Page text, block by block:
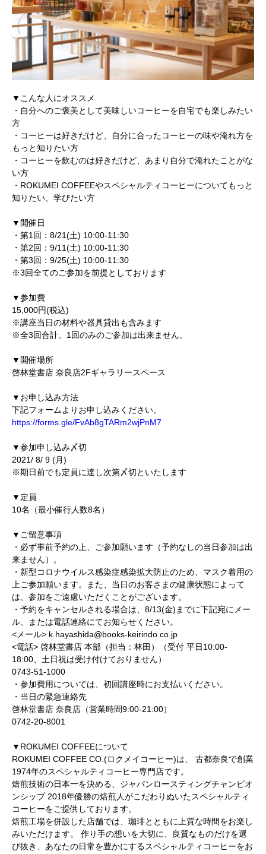
▼こんな人にオススメ
・自分へのご褒美として美味しいコーヒーを自宅でも楽しみたい
方
・コーヒーは好きだけど、自分に合ったコーヒーの味や淹れ方を
もっと知りたい方
・コーヒーを飲むのは好きだけど、あまり自分で淹れたことがな
い方
・ROKUMEI COFFEEやスペシャルティコーヒーについてもっと
知りたい、学びたい方
▼開催日
・第1回：8/21(土) 10:00-11:30
・第2回：9/11(土) 10:00-11:30
・第3回：9/25(土) 10:00-11:30
※3回全てのご参加を前提としております
▼参加費
15,000円(税込)
※講座当日の材料や器具貸出も含みます
※全3回合計。1回のみのご参加は出来ません。
▼開催場所
啓林堂書店 奈良店2Fギャラリースペース
▼お申し込み方法
下記フォームよりお申し込みください。
https://forms.gle/FvAb8gTARm2wjPnM7
▼参加申し込み〆切
2021/ 8/ 9 (月)
※期日前でも定員に達し次第〆切といたします
▼定員
10名（最小催行人数8名）
▼ご留意事項
・必ず事前予約の上、ご参加願います（予約なしの当日参加は出
来ません）。
・新型コロナウイルス感染症感染拡大防止のため、マスク着用の
上ご参加願います。また、当日のお客さまの健康状態によって
は、参加をご遠慮いただくことがございます。
・予約をキャンセルされる場合は、8/13(金)までに下記宛にメー
ル、または電話連絡にてお知らせください。
<メール> k.hayashida@books-keirindo.co.jp
<電話> 啓林堂書店 本部（担当：林田）（受付 平日10:00-
18:00、土日祝は受け付けておりません）
0743-51-1000
・参加費用については、初回講座時にお支払いください。
・当日の緊急連絡先
啓林堂書店 奈良店（営業時間9:00-21:00）
0742-20-8001
▼ROKUMEI COFFEEについて
ROKUMEI COFFEE CO.(ロクメイコーヒー)は、
古都奈良で創業
1974年のスペシャルティコーヒー専門店です。
焙煎技術の日本一を決める、ジャパンロースティングチャンピオ
ンシップ 2018年優勝の焙煎人がこだわりぬいたスペシャルティ
コーヒーをご提供しております。
焙煎工場を併設した店舗では、珈琲とともに上質な時間をお楽し
みいただけます。 作り手の想いを大切に、良質なものだけを選
び抜き、あなたの日常を豊かにするスペシャルティコーヒーをお